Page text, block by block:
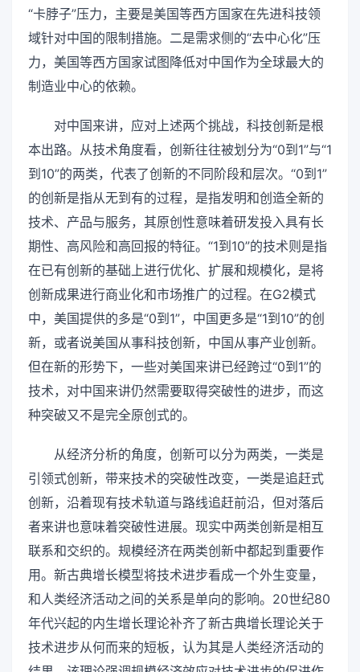
“卡脖子”压力，主要是美国等西方国家在先进科技领
域针对中国的限制措施。二是需求侧的“去中心化”压
力，美国等西方国家试图降低对中国作为全球最大的
制造业中心的依赖。
对中国来讲，应对上述两个挑战，科技创新是根
本出路。从技术角度看，创新往往被划分为“0到1”与“1
到10”的两类，代表了创新的不同阶段和层次。“0到1”
的创新是指从无到有的过程，是指发明和创造全新的
技术、产品与服务，其原创性意味着研发投入具有长
期性、高风险和高回报的特征。“1到10”的技术则是指
在已有创新的基础上进行优化、扩展和规模化，是将
创新成果进行商业化和市场推广的过程。在G2模式
中，美国提供的多是“0到1”，中国更多是“1到10”的创
新，或者说美国从事科技创新，中国从事产业创新。
但在新的形势下，一些对美国来讲已经跨过“0到1”的
技术，对中国来讲仍然需要取得突破性的进步，而这
种突破又不是完全原创式的。
从经济分析的角度，创新可以分为两类，一类是
引领式创新，带来技术的突破性改变，一类是追赶式
创新，沿着现有技术轨道与路线追赶前沿，但对落后
者来讲也意味着突破性进展。现实中两类创新是相互
联系和交织的。规模经济在两类创新中都起到重要作
用。新古典增长模型将技术进步看成一个外生变量，
和人类经济活动之间的关系是单向的影响。20世纪80
年代兴起的内生增长理论补齐了新古典增长理论关于
技术进步从何而来的短板，认为其是人类经济活动的